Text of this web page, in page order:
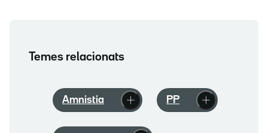
Temes relacionats
Amnistia PP